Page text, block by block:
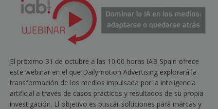
El próximo 31 de octubre a las 10:00 horas IAB Spain ofrece
este webinar en el que Dailymotion Advertising explorará la
transformación de los medios impulsada por la inteligencia
artificial a través de casos prácticos y resultados de su propia
investigación. El objetivo es buscar soluciones para marcas y